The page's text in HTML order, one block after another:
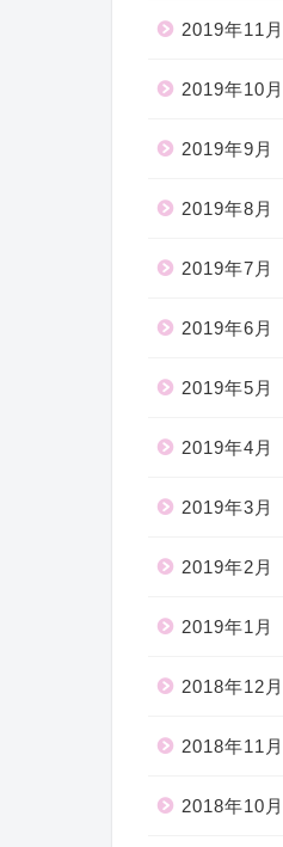
2019年11月
2019年10月
2019年9月
2019年8月
2019年7月
2019年6月
2019年5月
2019年4月
2019年3月
2019年2月
2019年1月
2018年12月
2018年11月
2018年10月